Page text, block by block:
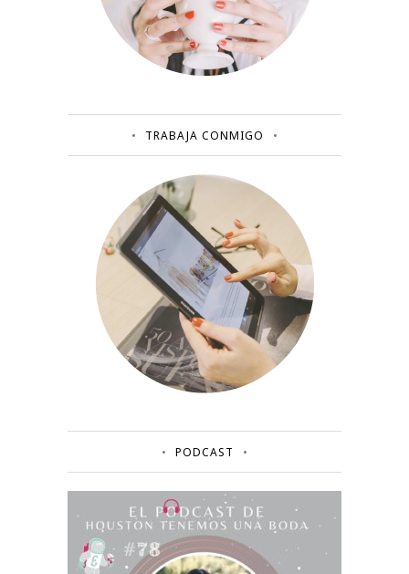
TRABAJA CONMIGO
PODCAST